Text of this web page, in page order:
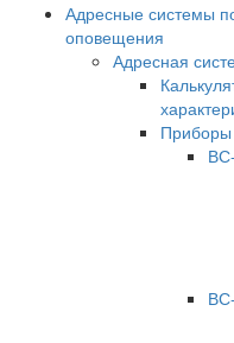
Адресные системы
оповещения
Адресная